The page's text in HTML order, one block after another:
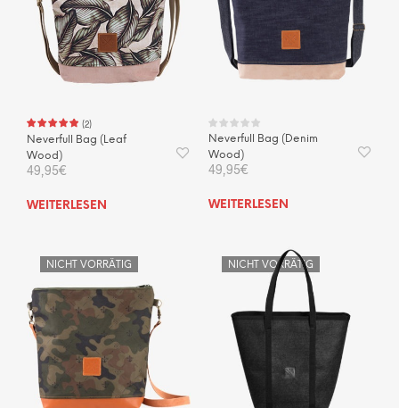
(2)
Neverfull Bag (Leaf
Wood)
49,95€
WEITERLESEN
Neverfull Bag (Denim
Wood)
49,95€
WEITERLESEN
NICHT VORRÄTIG NICHT VORRÄTIG